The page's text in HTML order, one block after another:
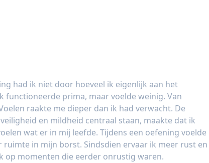
had ik niet door hoeveel ik eigenlijk aan het
functioneerde prima, maar voelde weinig. Van
raakte me dieper dan ik had verwacht. De
en mildheid centraal staan, maakte dat ik
wat er in mij leefde. Tijdens een oefening voelde
ruimte in mijn borst. Sindsdien ervaar ik meer rust en
op momenten die eerder onrustig waren.